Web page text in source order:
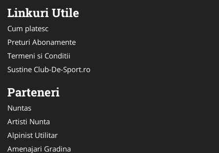
Linkuri Utile
Cum platesc
Preturi Abonamente
Termeni si Conditii
Sustine Club-De-Sport.ro
Parteneri
Nuntas
Artisti Nunta
Alpinist Utilitar
Amenajari Gradina